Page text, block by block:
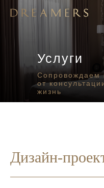
Сопровождаем
от
жизнь
Услуги
Дизайн-